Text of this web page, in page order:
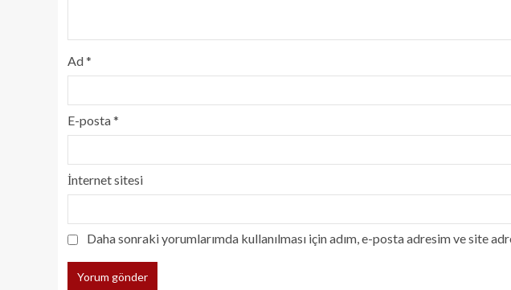
Ad*
E-posta*
İnternet sitesi
Daha sonraki yorumlarımda kullanılması için adım, e-posta adresim ve site